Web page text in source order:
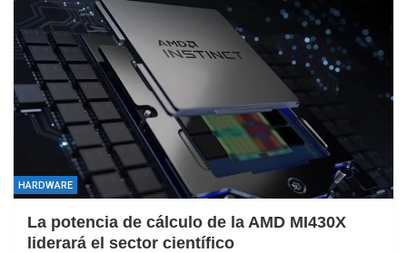
HARDWARE
La potencia de cálculo de la AMD MI430X
liderará el sector científico